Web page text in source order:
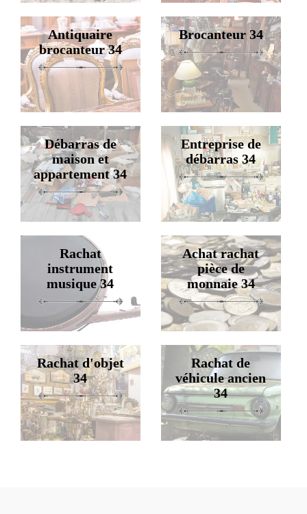
Antiquaire
brocanteur 34
Brocanteur 34
Débarras de
maison et
appartement 34
Entreprise de
débarras 34
Rachat
instrument
musique 34
Achat rachat
pièce de
monnaie 34
Rachat d'objet
34
Rachat de
véhicule ancien
34